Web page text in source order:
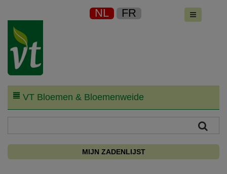
NL FR
VT Bloemen & Bloemenweide
MIJN ZADENLIJST